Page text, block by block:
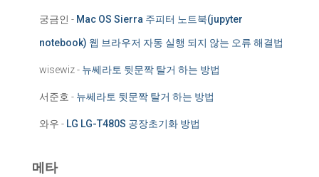
궁금인 - Mac OS Sierra 주피터 노트북(jupyter
notebook) 웹 브라우저 자동 실행 되지 않는 오류 해결법
wisewiz- 뉴쎄라토 뒷문짝 탈거 하는 방법
서준호 - 뉴쎄라토 뒷문짝 탈거 하는 방법
와우 - LG LG-T480S 공장초기화 방법
메타